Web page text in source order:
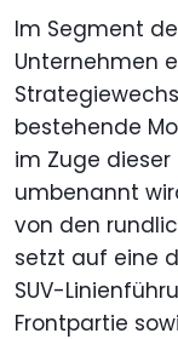
Im Segment
Unternehmen
bestehende
im Zuge dieser
umbenannt
von den
setzt auf eine
SUV-
Frontpartie